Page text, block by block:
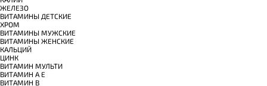
ЖЕЛЕЗО
ВИТАМИНЫ ДЕТСКИЕ
ХРОМ
ВИТАМИНЫ МУЖСКИЕ
ВИТАМИНЫ ЖЕНСКИЕ
КАЛЬЦИЙ
ЦИНК
ВИТАМИН МУЛЬТИ
ВИТАМИН A E
ВИТАМИН B